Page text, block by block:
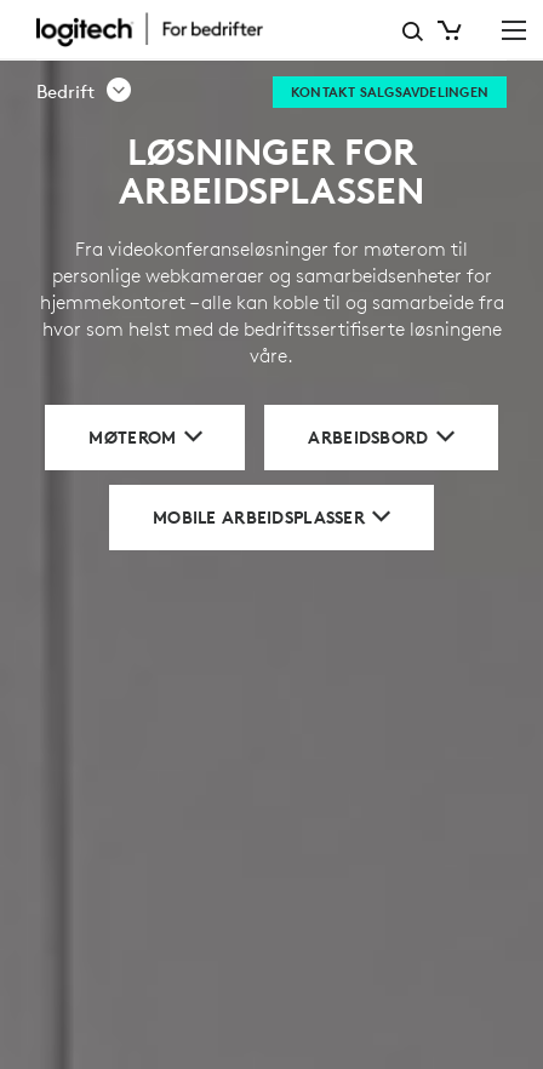
BEDRIFTSLØSNINGER
Bedrift KONTAKT SALGSAVDELINGEN
LØSNINGER FOR
ARBEIDSPLASSEN
Fra videokonferanseløsninger for møterom til
personlige webkameraer og samarbeidsenheter for
hjemmekontoret – alle kan koble til og samarbeide fra
hvor som helst med de bedriftssertifiserte løsningene
våre.
MØTEROM ARBEIDSBORD
MOBILE ARBEIDSPLASSER